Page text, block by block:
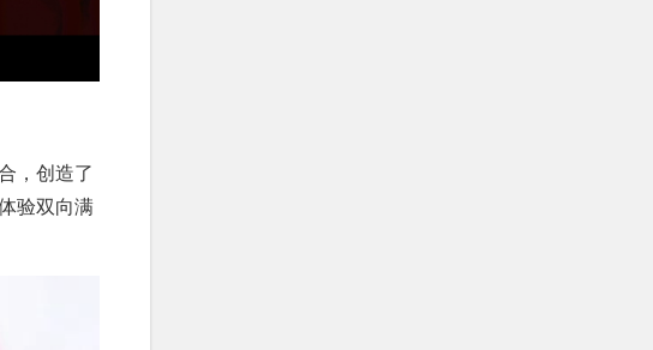
，创造了
验双向满